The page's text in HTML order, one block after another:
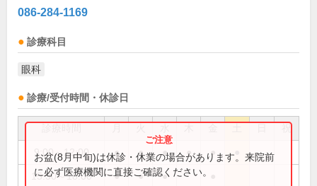
086-284-1169
診療科目
眼科
診療/受付時間・休診日
祝
9:00～12:00 ● ● ● ● ●
15:30～18:00 ● ● ●
お盆(8月中旬)は休診・休業の場合があります。来院前
に必ず医療機関に直接ご確認ください。